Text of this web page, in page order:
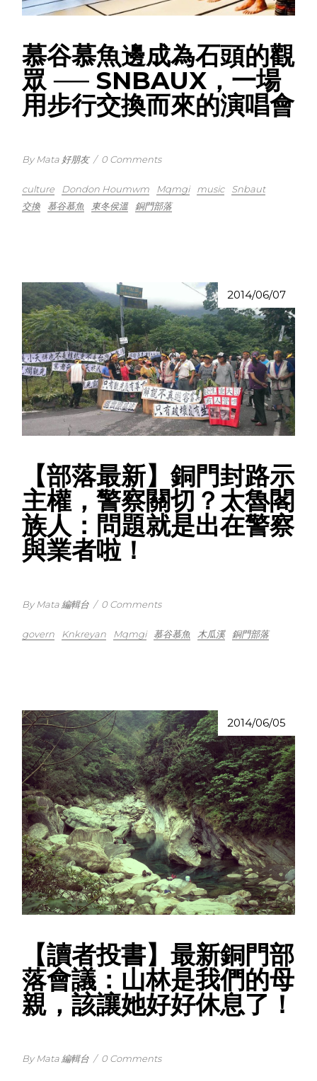
慕谷慕魚邊成為石頭的觀
眾 ── SNBAUX，一場
用步行交換而來的演唱會
By Mata 好朋友 / 0 Comments
culture Dondon Houmwm Mqmgi music
Snbaut
交換
慕谷慕魚 東冬侯溫 銅門部落
2014/06/07
【部落最新】銅門封路示
主權，警察關切？太魯閣
族人：問題就是出在警察
與業者啦！
By Mata 編輯台 / 0 Comments
govern Knkreyan Mqmgi 慕谷慕魚 木瓜溪 銅門部落
2014/06/05
【讀者投書】最新銅門部
落會議：山林是我們的母
親，該讓她好好休息了！
By Mata 編輯台 / 0 Comments